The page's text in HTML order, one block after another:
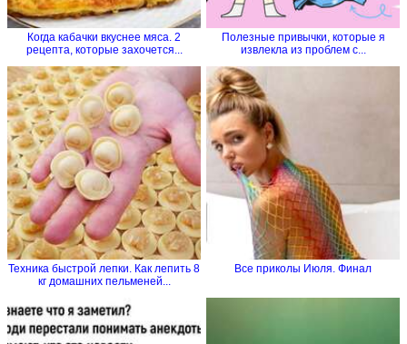
Когда кабачки вкуснее мяса. 2
рецепта, которые захочется...
Полезные привычки, которые я
извлекла из проблем с...
Техника быстрой лепки. Как лепить 8
кг домашних пельменей...
Все приколы Июля. Финал